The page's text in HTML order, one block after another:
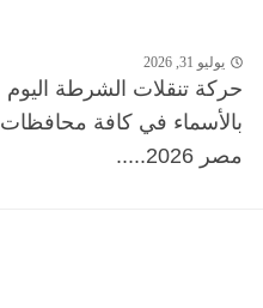
يوليو 31, 2026
حركة تنقلات الشرطة اليوم
بالأسماء في كافة محافظات
مصر 2026.....